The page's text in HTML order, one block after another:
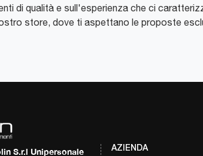
di qualità e sull'esperienza che ci
store, dove ti aspettano le proposte
S.r.l Unipersonale AZIENDA